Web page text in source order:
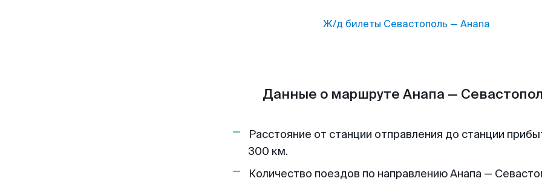
Ж/д билеты Севастополь — Анапа
Данные о маршруте Анапа —
Расстояние от станции отправления до станции
300 км.
Количество поездов по направлению Анапа —